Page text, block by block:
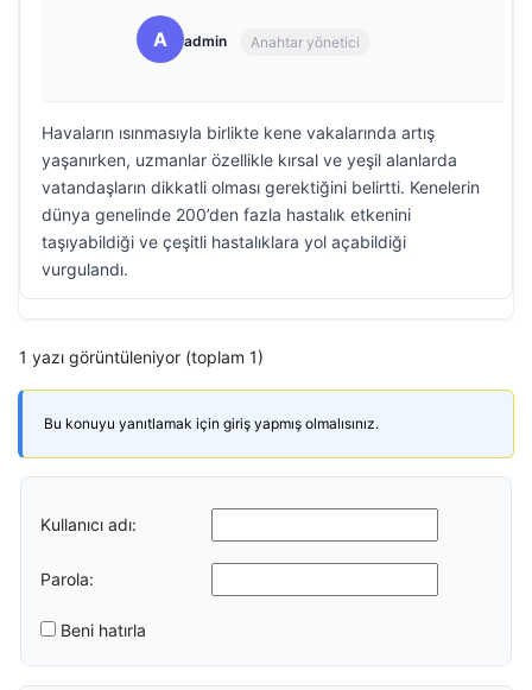
A admin Anahtar yönetici
Havaların ısınmasıyla birlikte kene vakalarında artış
yaşanırken, uzmanlar özellikle kırsal ve yeşil alanlarda
vatandaşların dikkatli olması gerektiğini belirtti. Kenelerin
dünya genelinde 200’den fazla hastalık etkenini
taşıyabildiği ve çeşitli hastalıklara yol açabildiği
vurgulandı.
1 yazı görüntüleniyor (toplam 1)
Bu konuyu yanıtlamak için giriş yapmış olmalısınız.
Kullanıcı adı:
Parola:
Beni hatırla